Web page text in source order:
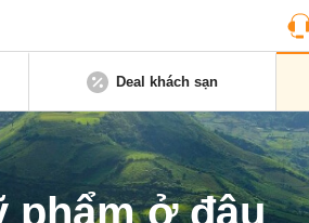
Deal khách sạn
phẩm ở đâu